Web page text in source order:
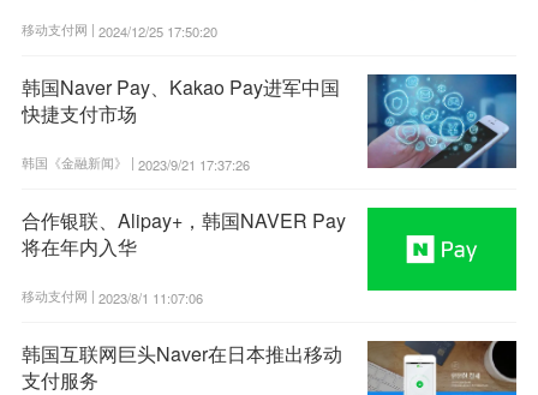
移动支付网 | 2024/12/25 17:50:20
韩国Naver Pay、Kakao Pay进军中国
快捷支付市场
韩国《金融新闻》 | 2023/9/21 17:37:26
合作银联、Alipay+，韩国NAVER Pay
将在年内入华
移动支付网 | 2023/8/1 11:07:06
韩国互联网巨头Naver在日本推出移动
支付服务